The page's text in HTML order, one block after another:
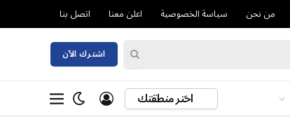
من نحن سياسة الخصوصية اعلن معنا اتصل بنا
اشترك الآن
اختر منطقتك